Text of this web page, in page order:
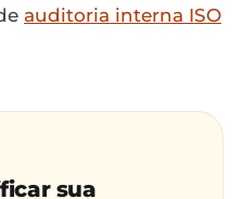
auditoria interna ISO
sua